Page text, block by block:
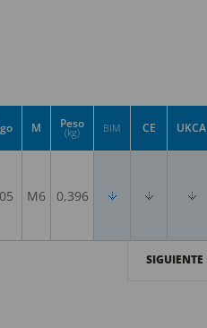
SIGUIENTE
M Peso
(kg) BIM CE UKCA
M6 0,396